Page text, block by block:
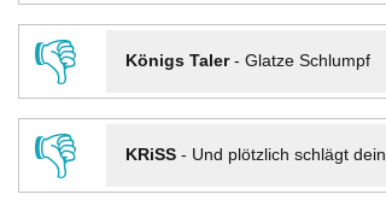
👎
Königs Taler- Glatze Schlumpf
👎
KRiSS- Und plötzlich schlägt